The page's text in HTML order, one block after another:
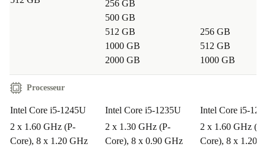
256 GB
500 GB
512 GB
1000 GB
2000 GB
256 GB
512 GB
1000 GB
Processeur
Intel Core i5-1245U
2 x 1.60 GHz (P-
Core), 8 x 1.20 GHz
Intel Core i5-1235U
2 x 1.30 GHz (P-
Core), 8 x 0.90 GHz
Intel Core i5-
2 x 1.60 GHz (P-
Core), 8 x 1.20